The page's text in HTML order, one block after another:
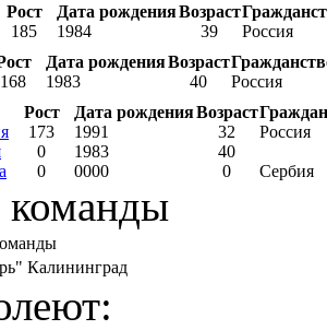
Рост Дата рожденияВозраст
185 1984 39
Россия
Дата рожденияВозраст
168 1983 40
Россия
Рост Дата рожденияВозраст
173 1991 32
Россия
0 1983
40
0 0000 0 Сербия
команды
Калининград